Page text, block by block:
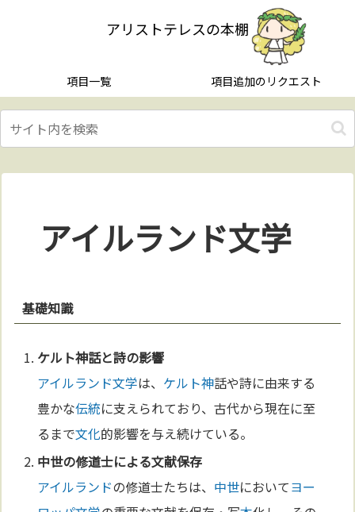
アリストテレスの本棚
項目一覧 項目追加のリクエスト
アイルランド文学
基礎知識
ケルト神話と詩の影響
アイルランド文学は、 ケルト神話や詩に由来する
豊かな伝統に支えられており、古代から現在に至
るまで文化的影響を与え続けている。
中世の修道士による文献保存
アイルランドの修道士たちは、 中世においてヨー